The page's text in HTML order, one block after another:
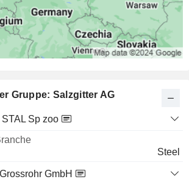
Gruppe: Salzgitter AG
Sp zoo
Steel
GmbH